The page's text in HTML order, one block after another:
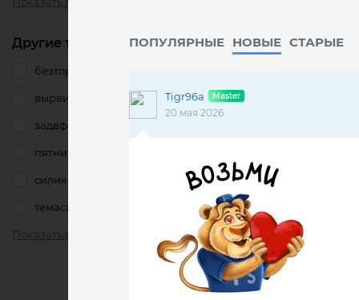
Другие тэги
безтормозов
вырвиглаз
задвфокусе
пятница
силикон
темасисек
Показать все
ПОПУЛЯРНЫЕ НОВЫЕ CТАРЫЕ
Tigr96a
20 мая 2026